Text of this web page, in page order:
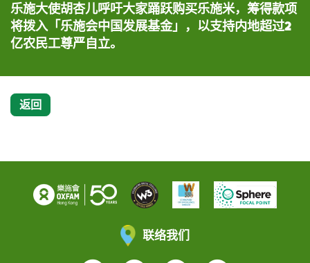
乐施大使胡杏儿呼吁大家踊跃购买乐施米，筹得款项
将拨入「乐施会中国发展基金」，以支持内地超过2
亿农民工尊严自立。
乐施大使胡杏儿手持本星期六、日义卖的乐施米包。
乐施大使C AllStar呼吁全城支持「乐施米义卖大行
动2014」。
乐施大使C AllStar早前向市民义卖乐施米，筹得不
少款项。
返回
联络我们